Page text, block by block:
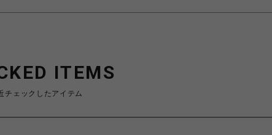
ITEMS
チェックしたアイテム